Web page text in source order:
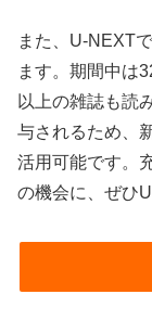
また、U-NEXT
ます。期間中は
以上の雑誌も読
与されるため、
活用可能です。
の機会に、ぜひ